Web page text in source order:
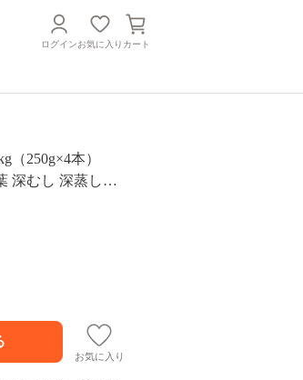
ログインお気に入り カート
250g×4本）
深むし 深蒸し茶
お気に入り